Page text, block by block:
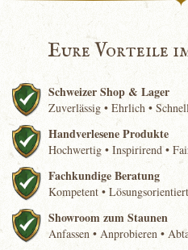
Eure Vorteile
Schweizer Shop & Lager
Zuverlässig • Ehrlich •
Handverlesene Produkte
Hochwertig • Inspirirend •
Fachkundige Beratung
Kompetent • Lösungsorientiert
Showroom zum Staunen
Anfassen • Anprobieren •